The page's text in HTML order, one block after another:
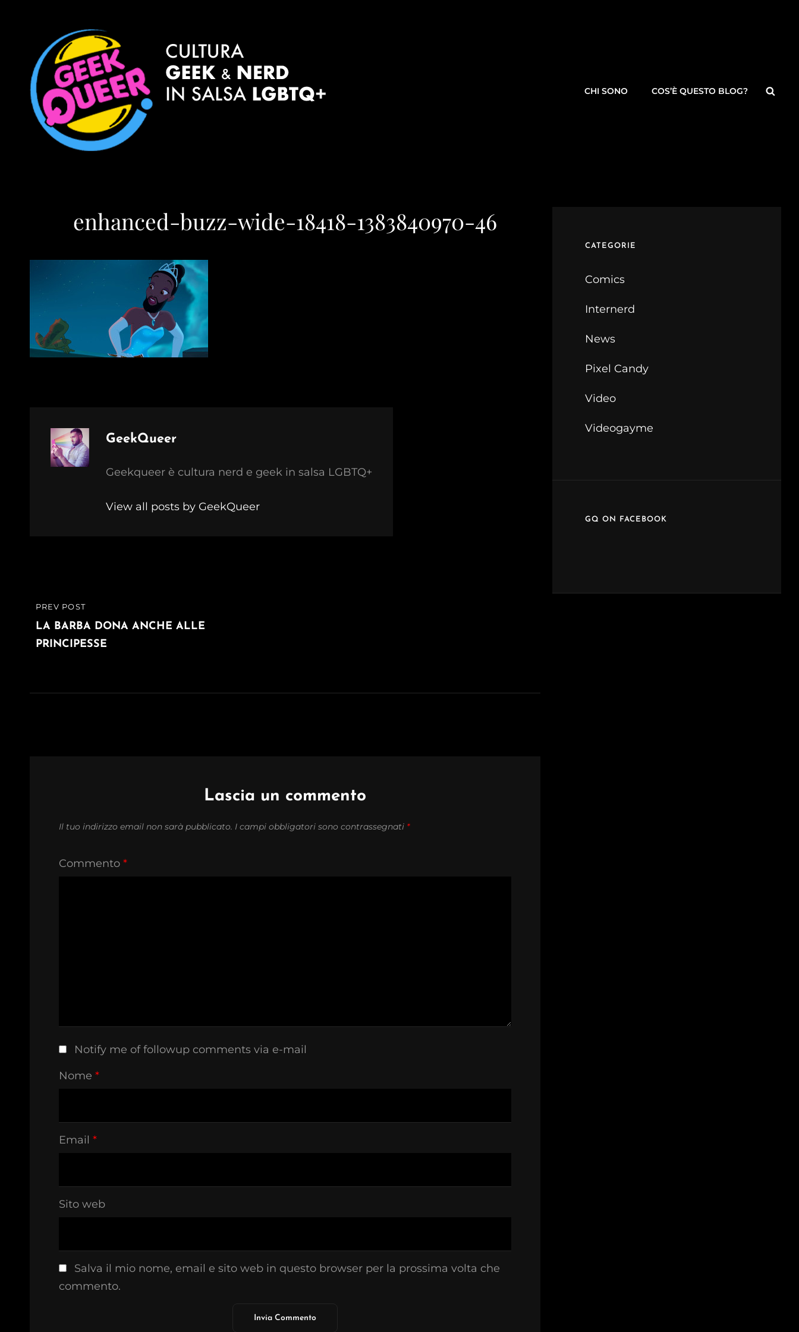
CHI SONO COS’È QUESTO BLOG?
enhanced-buzz-wide-18418-1383840970-46
Author:
GeekQueer
Geekqueer è cultura nerd e geek in salsa LGBTQ+
View all posts by GeekQueer
Navigazione
articoli
PREVIOUS
POST
PREV POST
LA BARBA DONA ANCHE ALLE
PRINCIPESSE
Lascia un commento
Il tuo indirizzo email non sarà pubblicato. I campi obbligatori sono contrassegnati *
Commento *
Notify me of followup comments via e-mail
Nome *
Email *
Sito web
Salva il mio nome, email e sito web in questo browser per la prossima volta che
commento.
CATEGORIE
Comics
Internerd
News
Pixel Candy
Video
Videogayme
GQ ON FACEBOOK